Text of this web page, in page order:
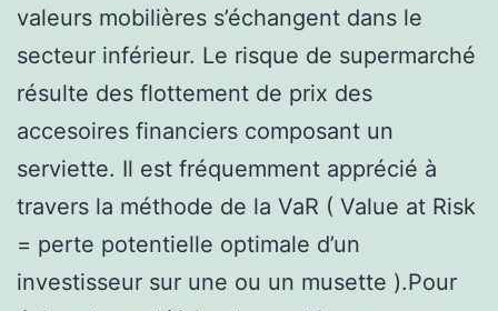
valeurs mobilières s’échangent dans le
secteur inférieur. Le risque de supermarché
résulte des flottement de prix des
accesoires financiers composant un
serviette. Il est fréquemment apprécié à
travers la méthode de la VaR ( Value at Risk
= perte potentielle optimale d’un
investisseur sur une ou un musette ).Pour